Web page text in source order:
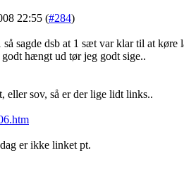
22:55 (#284)
sagde dsb at 1 sæt var klar til at
hængt ud tør jeg godt sige..
eller sov, så er der lige lidt links..
er ikke linket pt.